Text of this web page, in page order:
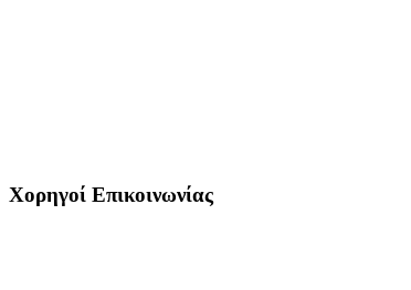
Χορηγοί Επικοινωνίας